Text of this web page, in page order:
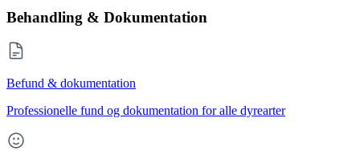
Behandling & Dokumentation
Befund & dokumentation
Professionelle fund og dokumentation for alle dyrearter